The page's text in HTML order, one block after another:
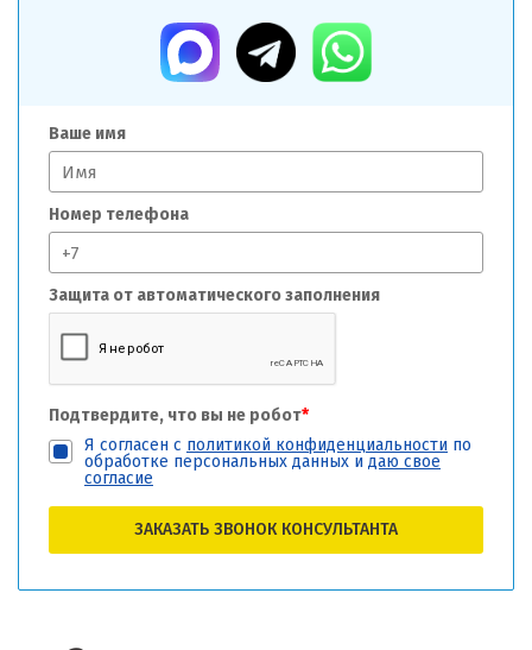
Ваше имя
Номер телефона
Защита от автоматического заполнения
Подтвердите, что вы не робот*
Я согласен с политикой конфиденциальности по
обработке персональных данных и даю свое
согласие
ЗАКАЗАТЬ ЗВОНОК КОНСУЛЬТАНТА